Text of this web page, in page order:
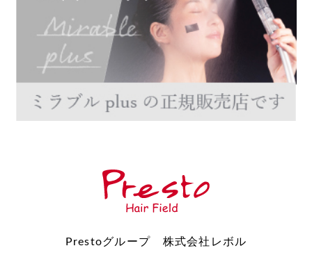
Prestoグループ 株式会社レボル